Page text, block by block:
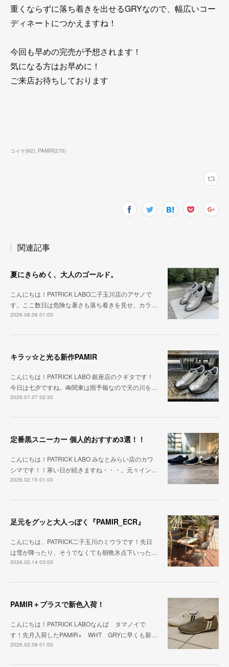
重くならずに落ち着きを出せるGRYなので、幅広いコー
ディネートにつかえますね！
今回も早めの完売が予想されます！
気になる方はお早めに！
ご来店お待ちしております
コイケ(92) PAMIR(270)
関連記事
夏にきらめく、大人のゴールド。
こんにちは！PATRICK LABO二子玉川店のアサノで
す。ここ数日は危険な暑さも落ち着きを見せ、カラ…
2026.08.06 01:00
キラッ☆と光る新作PAMIR
こんにちは！PATRICK LABO 銀座店のクギタです！
今日は七夕ですね。🎋関東は雨予報なので天の川を…
2026.07.07 02:30
定番黒スニーカー 個人的おすすめ3選！！
こんにちは！PATRICK LABO みなとみらい店のカワ
シマです！！寒い日が続きますね・・・。元々イン…
2026.02.15 01:00
足元をグッと大人っぽく『PAMIR_ECR』
こんにちは、PATRICK二子玉川のミウラです！先日
は雪が降ったり、そうでなくても朝晩氷点下いった…
2026.02.14 03:00
PAMIR＋プラスで新色入荷！
こんにちは！PATRICK LABOなんば タマノイで
す！先月入荷したPAMIR+ WHT GRYに早くも新…
2026.02.08 01:00